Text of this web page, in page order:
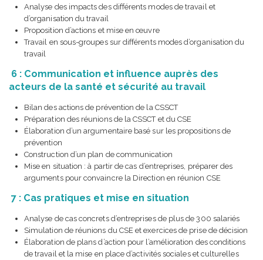
Analyse des impacts des différents modes de travail et
d’organisation du travail
Proposition d’actions et mise en œuvre
Travail en sous-groupes sur différents modes d’organisation du
travail
6 : Communication et influence auprès des
acteurs de la santé et sécurité au travail
Bilan des actions de prévention de la CSSCT
Préparation des réunions de la CSSCT et du CSE
Élaboration d’un argumentaire basé sur les propositions de
prévention
Construction d’un plan de communication
Mise en situation : à partir de cas d’entreprises, préparer des
arguments pour convaincre la Direction en réunion CSE
7 : Cas pratiques et mise en situation
Analyse de cas concrets d’entreprises de plus de 300 salariés
Simulation de réunions du CSE et exercices de prise de décision
Élaboration de plans d’action pour l’amélioration des conditions
de travail et la mise en place d’activités sociales et culturelles